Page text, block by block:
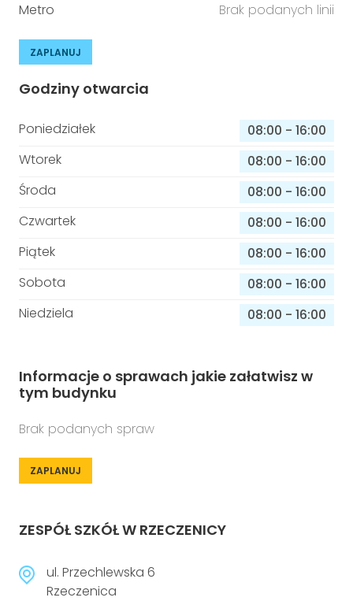
Metro
Brak podanych linii
ZAPLANUJ
Godziny otwarcia
Poniedziałek 08:00 - 16:00
Wtorek
08:00 - 16:00
Środa
08:00 - 16:00
Czwartek
08:00 - 16:00
Piątek
08:00 - 16:00
Sobota
08:00 - 16:00
Niedziela
08:00 - 16:00
Informacje o sprawach jakie załatwisz w
tym budynku
Brak podanych spraw
ZAPLANUJ
ZESPÓŁ SZKÓŁ W RZECZENICY
ul. Przechlewska 6
Rzeczenica